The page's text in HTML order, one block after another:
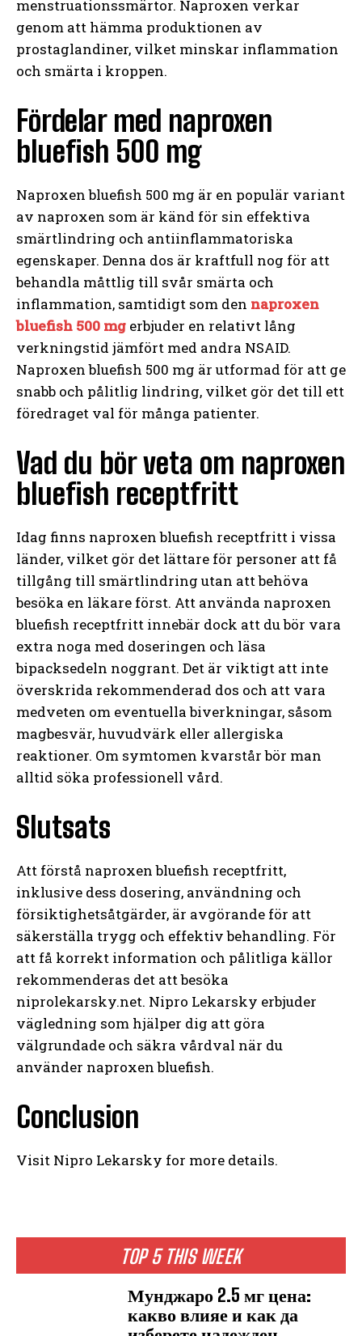
TOP 5 THIS WEEK
Мунджаро 2.5 мг цена:
какво влияе и как да
menstruationssmärtor. Naproxen verkar
genom att hämma produktionen av
prostaglandiner, vilket minskar inflammation
och smärta i kroppen.
Fördelar med naproxen
bluefish 500 mg
Naproxen bluefish 500 mg är en populär variant
av naproxen som är känd för sin effektiva
smärtlindring och antiinflammatoriska
egenskaper. Denna dos är kraftfull nog för att
behandla måttlig till svår smärta och
inflammation, samtidigt som den naproxen
bluefish 500 mg erbjuder en relativt lång
verkningstid jämfört med andra NSAID.
Naproxen bluefish 500 mg är utformad för att ge
snabb och pålitlig lindring, vilket gör det till ett
föredraget val för många patienter.
Vad du bör veta om naproxen
bluefish receptfritt
Idag finns naproxen bluefish receptfritt i vissa
länder, vilket gör det lättare för personer att få
tillgång till smärtlindring utan att behöva
besöka en läkare först. Att använda naproxen
bluefish receptfritt innebär dock att du bör vara
extra noga med doseringen och läsa
bipacksedeln noggrant. Det är viktigt att inte
överskrida rekommenderad dos och att vara
medveten om eventuella biverkningar, såsom
magbesvär, huvudvärk eller allergiska
reaktioner. Om symtomen kvarstår bör man
alltid söka professionell vård.
Slutsats
Att förstå naproxen bluefish receptfritt,
inklusive dess dosering, användning och
försiktighetsåtgärder, är avgörande för att
säkerställa trygg och effektiv behandling. För
att få korrekt information och pålitliga källor
rekommenderas det att besöka
niprolekarsky.net. Nipro Lekarsky erbjuder
vägledning som hjälper dig att göra
välgrundade och säkra vårdval när du
använder naproxen bluefish.
Conclusion
Visit Nipro Lekarsky for more details.